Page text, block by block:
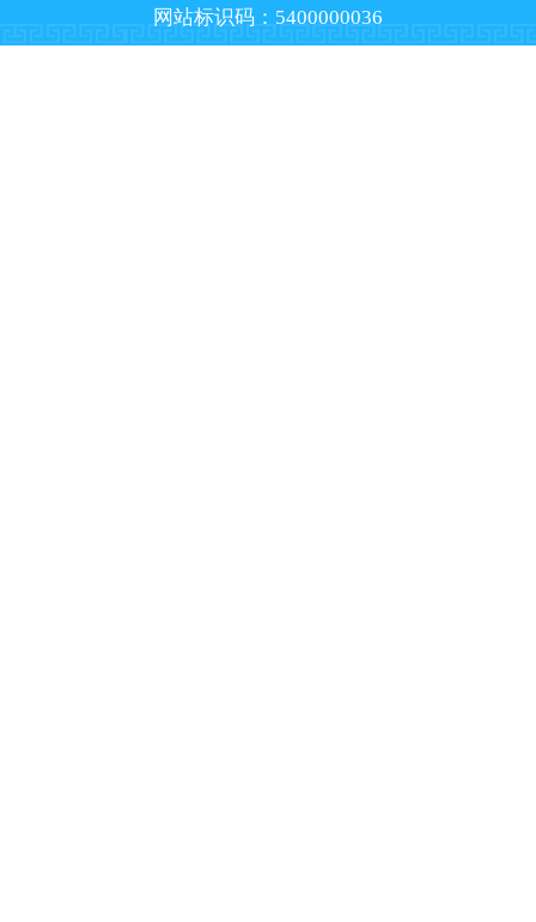
网站标识码：5400000036